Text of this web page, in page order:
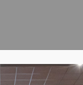
ΣΥΧΝΕΣ ΕΡΩΤΗΣΕΙΣ